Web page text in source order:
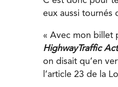
eux aussi tournés
« Avec mon billet
HighwayTraffic
on disait qu’en
l’article 23 de la